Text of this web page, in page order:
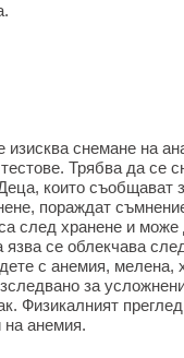
изисква снемане на
Трябва да се
които съобщават
пораждат
след хранене и може
язва се облекчава
с анемия, мелена,
за
Физикалният
на анемия.